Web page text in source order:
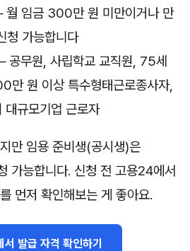
임금 300만 원 미만이거나 만
청 가능합니다
무원, 사립학교 교직원, 75세
만 원 이상 특수형태근로종사자,
대규모기업 근로자
만 임용 준비생(공시생)은
가능합니다. 신청 전 고용24에서
먼저 확인해보는 게 좋아요.
발급 자격 확인하기